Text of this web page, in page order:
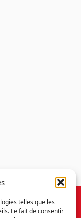
telles que les
Le fait de consentir